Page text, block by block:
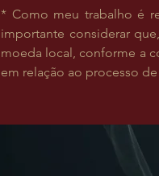
* Como meu trabalho é
importante considerar
moeda local, conforme a
em relação ao processo